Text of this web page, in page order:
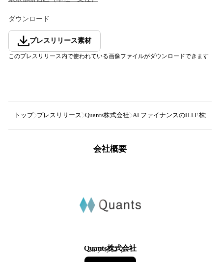
ダウンロード
プレスリリース素材
このプレスリリース内で使われている画像ファイルがダウンロードできます
トップ プレスリリース Quants株式会社 AI ファイナンスのH.I.F.株式
会社概要
Quants株式会社
20フォロワー